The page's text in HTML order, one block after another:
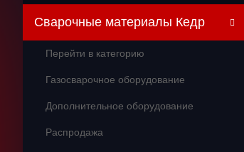
Сварочные материалы Кедр
Перейти в категорию
Газосварочное оборудование
Дополнительное оборудование
Распродажа